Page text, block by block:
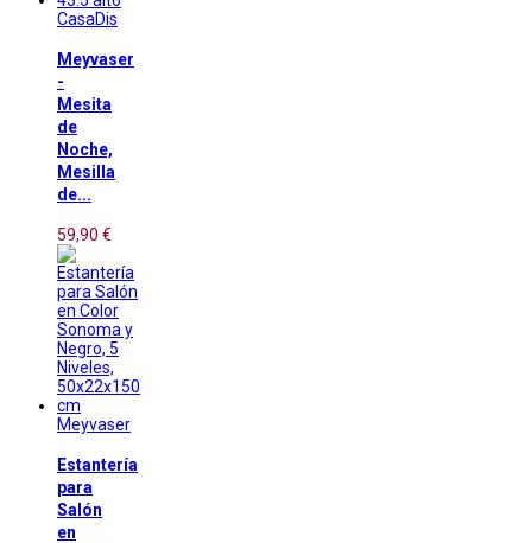
CasaDis
Meyvaser
-
Mesita
de
Noche,
Mesilla
de...
59,90 €
Meyvaser
Estantería
para
Salón
en